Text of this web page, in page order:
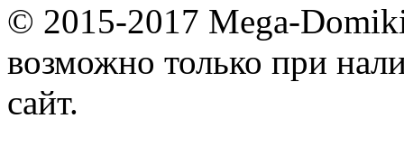
© 2015-2017 Mega-
возможно только при
сайт.